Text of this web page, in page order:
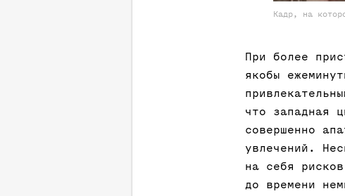
Кадр, на
При более
якобы
что западная
совершенно
увлечений.
на себя
до времени